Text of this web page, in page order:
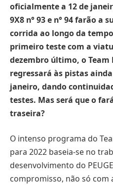
oficialmente a 12 de
9X8 n° 93 e n° 94 farão a
corrida ao longo da
primeiro teste com a
dezembro último, o Team
regressará às pistas
janeiro, dando
testes. Mas será que o
traseira?
O intenso programa do
para 2022 baseia-se no
desenvolvimento do
compromisso, não só com